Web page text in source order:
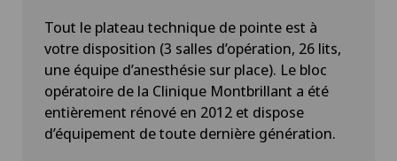
Tout le plateau technique de pointe est à
votre disposition (3 salles d’opération, 26 lits,
une équipe d’anesthésie sur place). Le bloc
opératoire de la Clinique Montbrillant a été
entièrement rénové en 2012 et dispose
d’équipement de toute dernière génération.